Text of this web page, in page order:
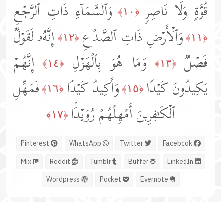
قُوَّةࣲ وَلَا نَاصِرࣲ ﴿١٠﴾ وَٱلسَّمَاۤءِ ذَاتِ ٱلرَّجۡعِ
﴿١١﴾ وَٱلۡأَرۡضِ ذَاتِ ٱلصَّدۡعِ ﴿١٢﴾
إِنَّهُۥ لَقَوۡلࣱ
فَصۡلࣱ
﴿١٣﴾ وَمَا هُوَ بِٱلۡهَزۡلِ ﴿١٤﴾
إِنَّهُمۡ
یَكِیدُونَ كَیۡدࣰا ﴿١٥﴾ وَأَكِیدُ كَیۡدࣰا ﴿١٦﴾
فَمَهِّلِ
ٱلۡكَـٰفِرِینَ أَمۡهِلۡهُمۡ رُوَیۡدَۢا ﴿١٧﴾
Facebook
Twitter
Buffer
Tumblr
Mix